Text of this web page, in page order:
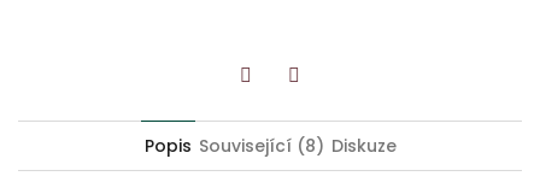
Popis Související (8) Diskuze